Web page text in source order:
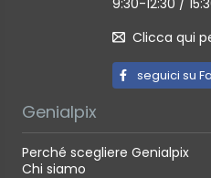
Peso netto (con
1 robot aspirapolvere
1 spazzola
1 coperchio della spazzola
1 vano polvere
9:30-12:30 /
Clicca qui
seguici su
Genialpix
Perché scegliere Genialpix
Chi siamo